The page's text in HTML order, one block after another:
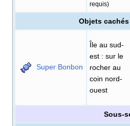
requis)
Objets cachés
Super Bonbon
Île au sud-
est : sur le
rocher au
coin nord-
ouest
Sous-